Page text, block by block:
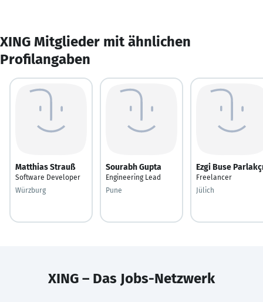
XING Mitglieder mit ähnlichen
Profilangaben
Matthias Strauß
Software Developer
Würzburg
Sourabh Gupta
Engineering Lead
Pune
Ezgi Buse
Freelancer
Jülich
XING – Das Jobs-Netzwerk